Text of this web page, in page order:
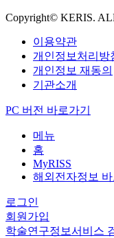
Copyright© KERIS.
이용약관
개인정보처리방
개인정보 재동의
기관소개
PC 버전 바로가기
메뉴
홈
MyRISS
해외전자정보 바
로그인
회원가입
학술연구정보서비스